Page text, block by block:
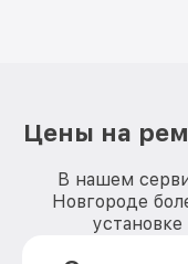
Цены на
В нашем
Новгороде